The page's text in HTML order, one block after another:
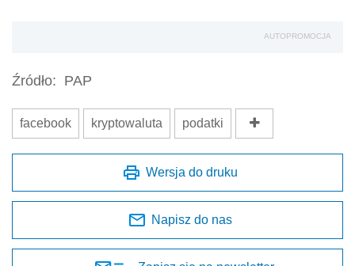
AUTOPROMOCJA
Źródło: PAP
facebook kryptowaluta podatki
Wersja do druku
Napisz do nas